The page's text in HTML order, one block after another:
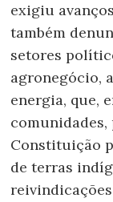
exigiu
também
setores
agronegócio,
energia, que,
comunidades,
Constituição
de terras